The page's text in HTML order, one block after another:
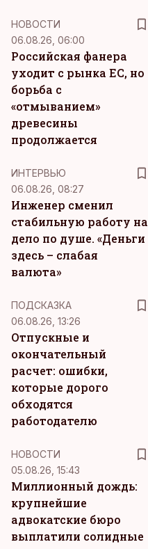
НОВОСТИ
06.08.26, 06:00
Российская фанера
уходит с рынка ЕС, но
борьба с
«отмыванием»
древесины
продолжается
ИНТЕРВЬЮ
06.08.26, 08:27
Инженер сменил
стабильную работу на
дело по душе. «Деньги
здесь – слабая
валюта»
ПОДСКАЗКА
06.08.26, 13:26
Отпускные и
окончательный
расчет: ошибки,
которые дорого
обходятся
работодателю
НОВОСТИ
05.08.26, 15:43
Миллионный дождь:
крупнейшие
адвокатские бюро
выплатили солидные